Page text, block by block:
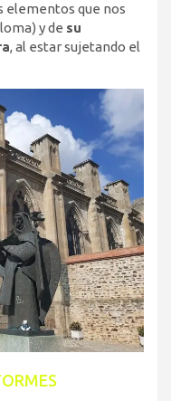
elementos que nos
y de su
, al estar sujetando el